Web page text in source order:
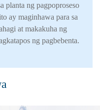
planta ng pagpoproseso
ay maginhawa para sa
at makakuha ng
ng pagbebenta.